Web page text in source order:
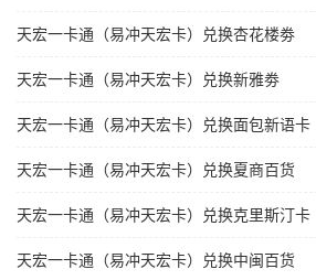
天宏一卡通（易冲天宏卡）兑换杏花楼劵
天宏一卡通（易冲天宏卡）兑换新雅劵
天宏一卡通（易冲天宏卡）兑换面包新语卡
天宏一卡通（易冲天宏卡）兑换夏商百货
天宏一卡通（易冲天宏卡）兑换克里斯汀卡
天宏一卡通（易冲天宏卡）兑换中闽百货